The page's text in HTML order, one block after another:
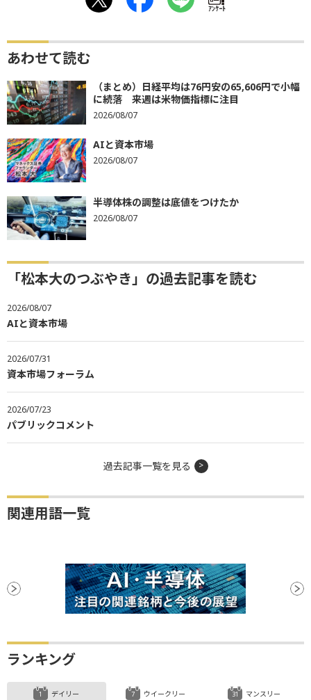
ｱﾝｹｰﾄ
あわせて読む
（まとめ）日経平均は76円安の65,606円で小幅
に続落 来週は米物価指標に注目
2026/08/07
AIと資本市場
2026/08/07
半導体株の調整は底値をつけたか
2026/08/07
「松本大のつぶやき」の過去記事を読む
2026/08/07
AIと資本市場
2026/07/31
資本市場フォーラム
2026/07/23
パブリックコメント
過去記事一覧を見る
関連用語一覧
ランキング
デイリー ウイークリー マンスリー